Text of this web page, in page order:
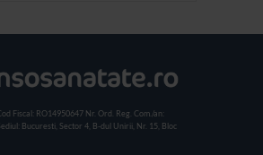
Fiscal: RO14950647 Nr. Ord. Reg. Com./an:
Bucuresti, Sector 4, B-dul Unirii, Nr. 15, Bloc